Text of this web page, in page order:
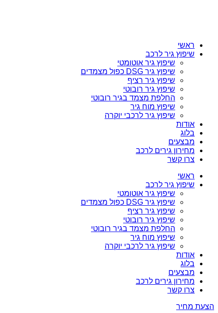
ראשי
שיפוץ גיר לרכב
שיפוץ גיר אוטומטי
שיפוץ גיר DSG כפול מצמדים
שיפוץ גיר רציף
שיפוץ גיר רובוטי
החלפת מצמד בגיר רובוטי
שיפוץ מוח גיר
שיפוץ גיר לרכבי יוקרה
אודות
בלוג
מבצעים
מחירון גירים לרכב
צרו קשר
ראשי
שיפוץ גיר לרכב
שיפוץ גיר אוטומטי
שיפוץ גיר DSG כפול מצמדים
שיפוץ גיר רציף
שיפוץ גיר רובוטי
החלפת מצמד בגיר רובוטי
שיפוץ מוח גיר
שיפוץ גיר לרכבי יוקרה
אודות
בלוג
מבצעים
מחירון גירים לרכב
צרו קשר
הצעת מחיר